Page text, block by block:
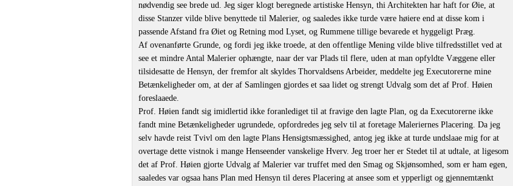
nødvendig see brede ud. Jeg siger klogt beregnede artistiske Hensyn, thi Architekten har haft for Øie, at
disse Stanzer vilde blive benyttede til Malerier, og saaledes ikke turde være høiere end at disse kom i
passende Afstand fra Øiet og Retning mod Lyset, og Rummene tillige bevarede et hyggeligt Præg.
Af ovenanførte Grunde, og fordi jeg ikke troede, at den offentlige Mening vilde blive tilfredsstillet ved at
see et mindre Antal Malerier ophængte, naar der var Plads til flere, uden at man opfyldte Væggene eller
tilsidesatte de Hensyn, der fremfor alt skyldes Thorvaldsens Arbeider, meddelte jeg Executorerne mine
Betænkeligheder om, at der af Samlingen gjordes et saa lidet og strengt Udvalg som det af Prof. Høien
foreslaaede.
Prof. Høien fandt sig imidlertid ikke foranlediget til at fravige den lagte Plan, og da Executorerne ikke
fandt mine Betænkeligheder ugrundede, opfordredes jeg selv til at foretage Maleriernes Placering. Da jeg
selv havde reist Tvivl om den lagte Plans Hensigtsmæssighed, antog jeg ikke at turde undslaae mig for at
overtage dette vistnok i mange Henseender vanskelige Hverv. Jeg troer her er Stedet til at udtale, at ligesom
det af Prof. Høien gjorte Udvalg af Malerier var truffet med den Smag og Skjønsomhed, som er ham egen,
saaledes var ogsaa hans Plan med Hensyn til deres Placering at ansee som et ypperligt og gjennemtænkt